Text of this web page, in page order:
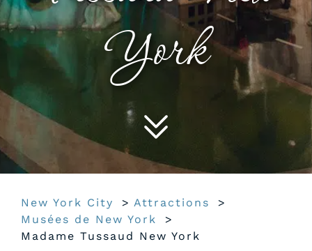
York
New York City
Attractions
Musées de New York
Madame Tussaud New York